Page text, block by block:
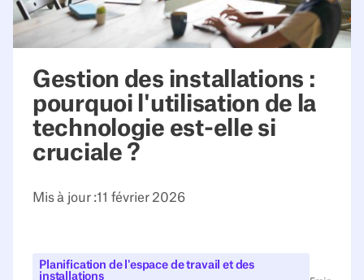
Gestion des installations :
pourquoi l'utilisation de la
technologie est-elle si
cruciale ?
Mis à jour :11 février 2026
Planification de l'espace de travail et des
installations